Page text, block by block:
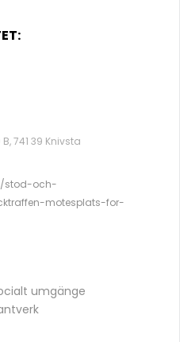
741 39 Knivsta
stod-och-
motesplats-for-
umgänge